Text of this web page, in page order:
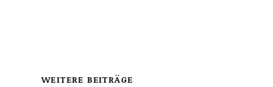
WEITERE BEITRÄGE